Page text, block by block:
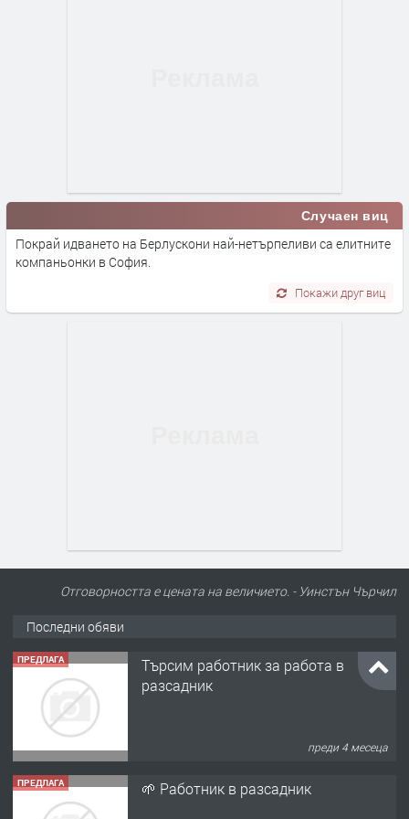
Случаен виц
Покрай идването на Берлускони най-нетърпеливи са елитните
компаньонки в София.
Покажи друг виц
Отговорността е цената на величието. - Уинстън Чърчил
Последни обяви
ПРЕДЛАГА
Търсим работник за работа в
разсадник
преди 4 месеца
ПРЕДЛАГА 🌱 Работник в разсадник